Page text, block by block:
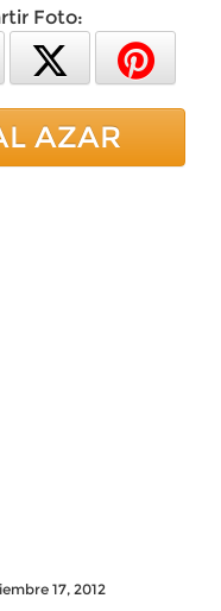
Foto:
AZAR
17, 2012